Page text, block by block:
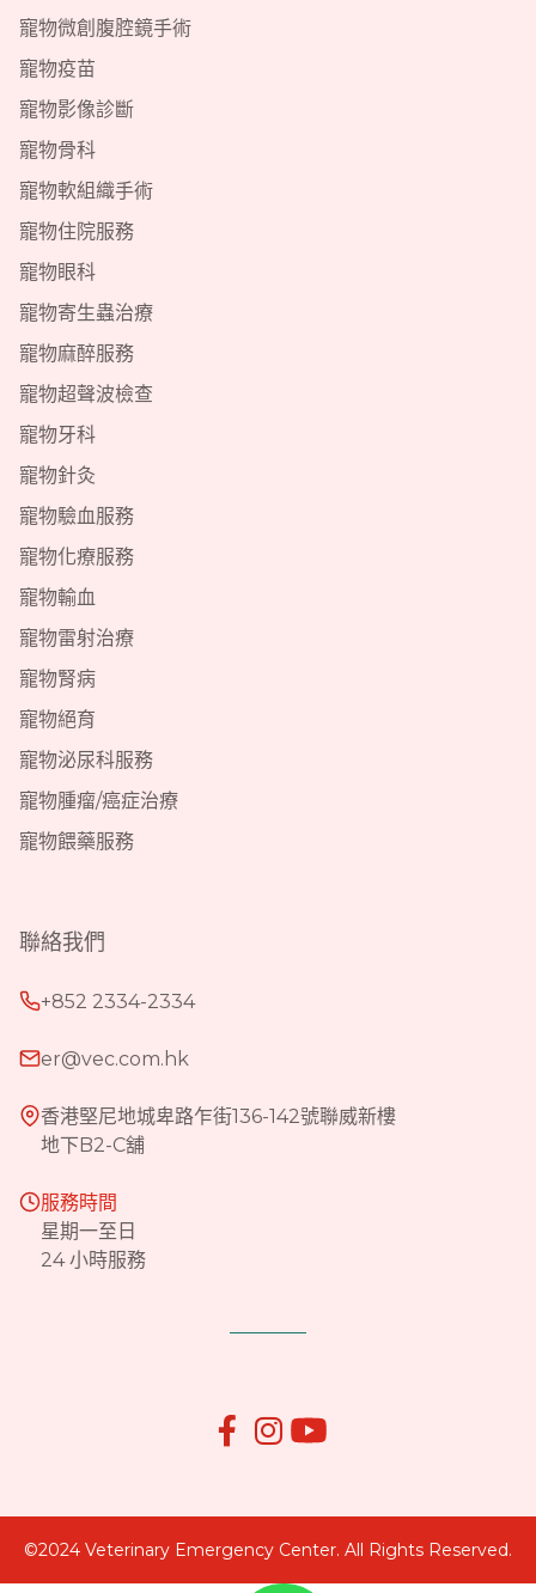
寵物微創腹腔鏡手術
寵物疫苗
寵物影像診斷
寵物骨科
寵物軟組織手術
寵物住院服務
寵物眼科
寵物寄生蟲治療
寵物麻醉服務
寵物超聲波檢查
寵物牙科
寵物針灸
寵物驗血服務
寵物化療服務
寵物輸血
寵物雷射治療
寵物腎病
寵物絕育
寵物泌尿科服務
寵物腫瘤/癌症治療
寵物餵藥服務
聯絡我們
+852 2334-2334
er@vec.com.hk
香港堅尼地城卑路乍街136-142號聯威新樓
地下B2-C舖
服務時間
星期一至日
24 小時服務
 
©2024 Veterinary Emergency Center. All Rights Reserved.